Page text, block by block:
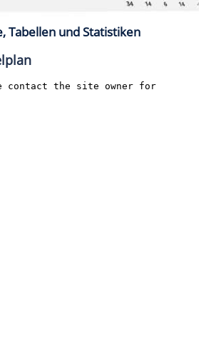
Tabellen und Statistiken